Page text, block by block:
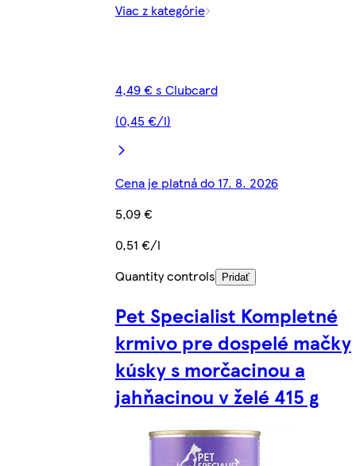
Viac z kategórie
4,49 € s Clubcard
(0,45 €/l)
Cena je platná do 17. 8. 2026
5,09 €
0,51 €/l
Quantity controls
Pridať
Pet Specialist Kompletné
krmivo pre dospelé mačky
kúsky s morčacinou a
jahňacinou v želé 415 g